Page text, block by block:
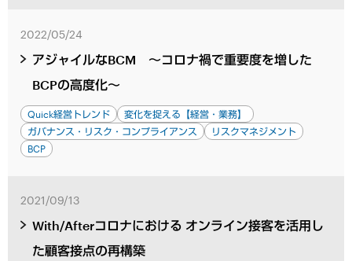
2022/05/24
アジャイルなBCM ～コロナ禍で重要度を増した
BCPの高度化～
Quick経営トレンド
変化を捉える【経営・業務】
ガバナンス・リスク・コンプライアンス
リスクマネジメント
BCP
2021/09/13
With/Afterコロナにおける オンライン接客を活用し
た顧客接点の再構築